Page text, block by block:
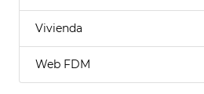
Vivienda
Web FDM